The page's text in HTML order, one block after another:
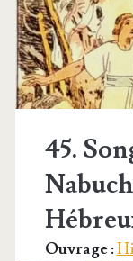
Sainte
-
bd</
45.
Ouvrage :